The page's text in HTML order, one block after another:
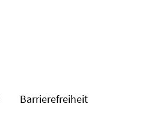
Barrierefreiheit